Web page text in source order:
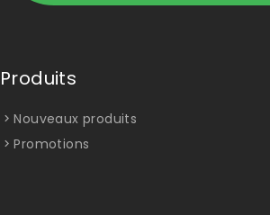
Produits
Nouveaux produits
Promotions